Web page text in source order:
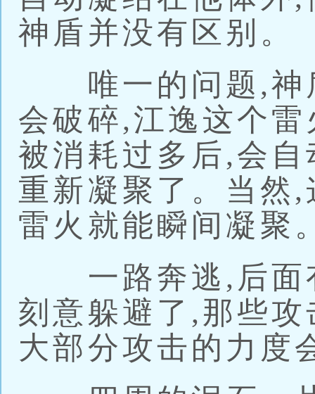
神盾并没有区别。
唯一的问题,神
会破碎,江逸这个
被消耗过多后,会
重新凝聚了。当然
雷火就能瞬间凝聚
一路奔逃,后面
刻意躲避了,那些
大部分攻击的力度